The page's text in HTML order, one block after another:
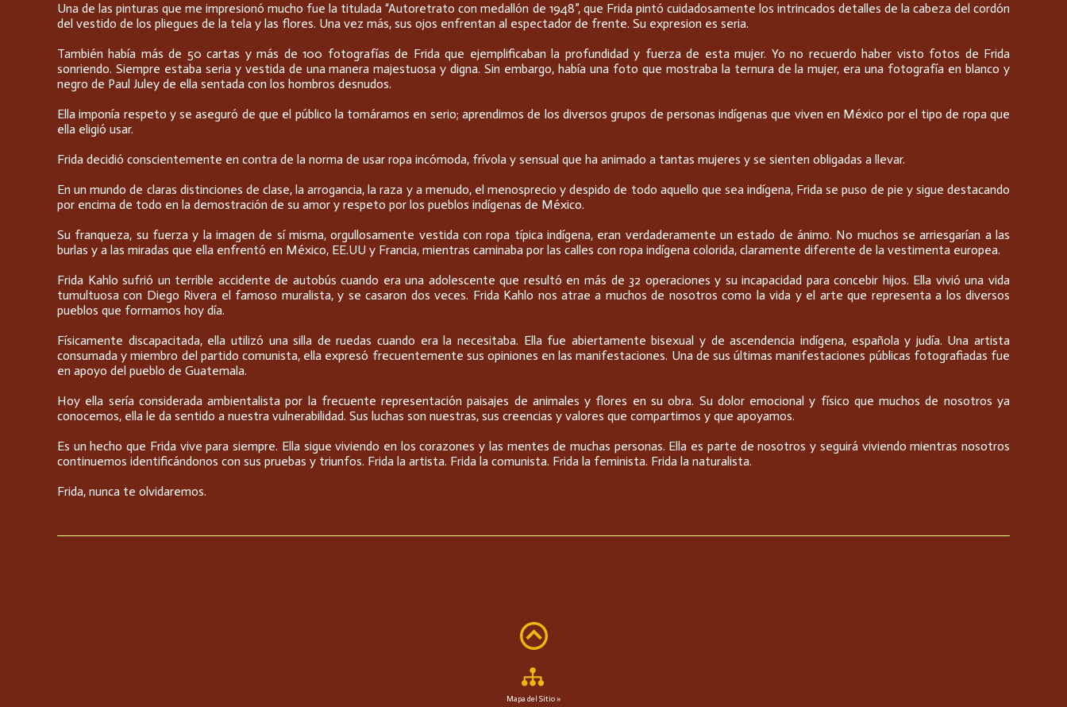
Una de las pinturas que me impresionó mucho fue la titulada “Autoretrato con medallón de 1948”, que Frida pintó cuidadosamente los intrincados detalles de la cabeza del cordón
del vestido de los pliegues de la tela y las flores. Una vez más, sus ojos enfrentan al espectador de frente. Su expresion es seria.
También había más de 50 cartas y más de 100 fotografías de Frida que ejemplificaban la profundidad y fuerza de esta mujer. Yo no recuerdo haber visto fotos de Frida
sonriendo. Siempre estaba seria y vestida de una manera majestuosa y digna. Sin embargo, había una foto que mostraba la ternura de la mujer, era una fotografía en blanco y
negro de Paul Juley de ella sentada con los hombros desnudos.
Ella imponía respeto y se aseguró de que el público la tomáramos en serio; aprendimos de los diversos grupos de personas indígenas que viven en México por el tipo de ropa que
ella eligió usar.
Frida decidió conscientemente en contra de la norma de usar ropa incómoda, frívola y sensual que ha animado a tantas mujeres y se sienten obligadas a llevar.
En un mundo de claras distinciones de clase, la arrogancia, la raza y a menudo, el menosprecio y despido de todo aquello que sea indígena, Frida se puso de pie y sigue destacando
por encima de todo en la demostración de su amor y respeto por los pueblos indígenas de México.
Su franqueza, su fuerza y la imagen de sí misma, orgullosamente vestida con ropa típica indígena, eran verdaderamente un estado de ánimo. No muchos se arriesgarían a las
burlas y a las miradas que ella enfrentó en México, EE.UU y Francia, mientras caminaba por las calles con ropa indígena colorida, claramente diferente de la vestimenta europea.
Frida Kahlo sufrió un terrible accidente de autobús cuando era una adolescente que resultó en más de 32 operaciones y su incapacidad para concebir hijos. Ella vivió una vida
tumultuosa con Diego Rivera el famoso muralista, y se casaron dos veces. Frida Kahlo nos atrae a muchos de nosotros como la vida y el arte que representa a los diversos
pueblos que formamos hoy día.
Físicamente discapacitada, ella utilizó una silla de ruedas cuando era la necesitaba. Ella fue abiertamente bisexual y de ascendencia indígena, española y judía. Una artista
consumada y miembro del partido comunista, ella expresó frecuentemente sus opiniones en las manifestaciones. Una de sus últimas manifestaciones públicas fotografiadas fue
en apoyo del pueblo de Guatemala.
Hoy ella sería considerada ambientalista por la frecuente representación paisajes de animales y flores en su obra. Su dolor emocional y físico que muchos de nosotros ya
conocemos, ella le da sentido a nuestra vulnerabilidad. Sus luchas son nuestras, sus creencias y valores que compartimos y que apoyamos.
Es un hecho que Frida vive para siempre. Ella sigue viviendo en los corazones y las mentes de muchas personas. Ella es parte de nosotros y seguirá viviendo mientras nosotros
continuemos identificándonos con sus pruebas y triunfos. Frida la artista. Frida la comunista. Frida la feminista. Frida la naturalista.
Frida, nunca te olvidaremos.
Mapa del Sitio »